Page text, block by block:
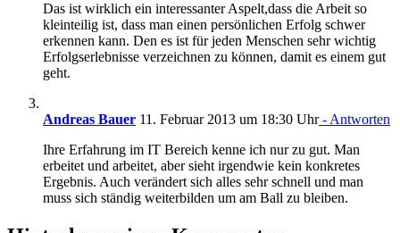
Das ist wirklich ein interessanter Aspelt,dass die Arbeit so
kleinteilig ist, dass man einen persönlichen Erfolg schwer
erkennen kann. Den es ist für jeden Menschen sehr wichtig
Erfolgserlebnisse verzeichnen zu können, damit es einem gut
geht.
Andreas Bauer 11. Februar 2013 um 18:30 Uhr- Antworten
Ihre Erfahrung im IT Bereich kenne ich nur zu gut. Man
erbeitet und arbeitet, aber sieht irgendwie kein konkretes
Ergebnis. Auch verändert sich alles sehr schnell und man
muss sich ständig weiterbilden um am Ball zu bleiben.